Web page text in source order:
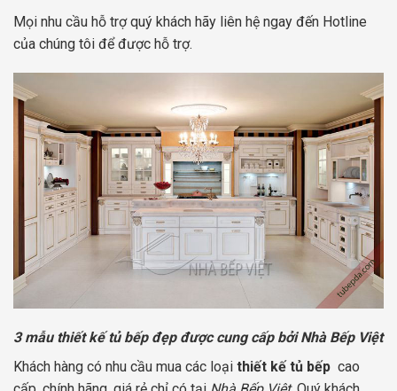
Mọi nhu cầu hỗ trợ quý khách hãy liên hệ ngay đến Hotline
của chúng tôi để được hỗ trợ.
3 mẫu thiết kế tủ bếp đẹp được cung cấp bởi Nhà Bếp Việt
Khách hàng có nhu cầu mua các loại thiết kế tủ bếp cao